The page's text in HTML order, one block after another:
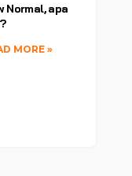
Normal, apa
MORE »